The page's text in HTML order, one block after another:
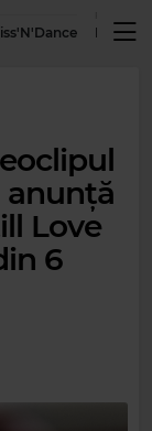
anunță
Love
6